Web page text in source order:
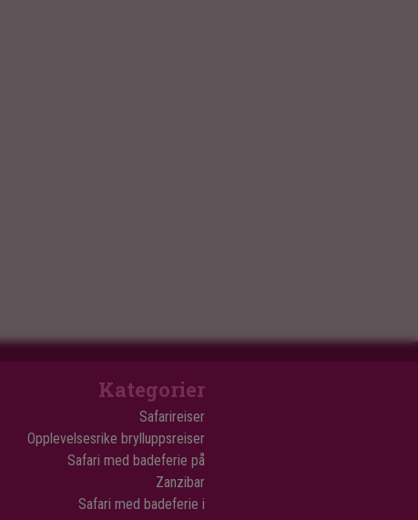
Kategorier
Safarireiser
Opplevelsesrike brylluppsreiser
Safari med badeferie på
Zanzibar
Safari med badeferie i